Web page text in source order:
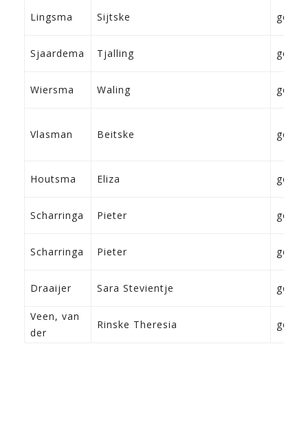
Lingsma Sijtske geen
Sjaardema Tjalling geen
Wiersma Waling geen
Vlasman Beitske geen
Houtsma Eliza geen
Scharringa Pieter geen
Scharringa Pieter geen
Draaijer Sara Stevientje geen
Veen, van
der
Rinske Theresia geen